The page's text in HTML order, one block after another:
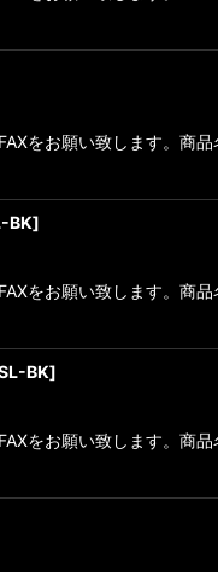
をお願い致します。商
BK]
をお願い致します。商
BK]
をお願い致します。商